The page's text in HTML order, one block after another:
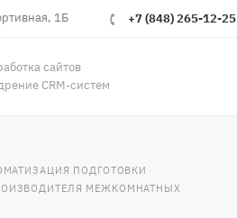
1Б +7 (848) 265-12-25
сайтов
CRM-систем
ПОДГОТОВКИ
МЕЖКОМНАТНЫХ